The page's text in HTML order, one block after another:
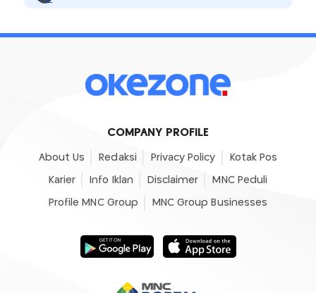
COMPANY PROFILE
About Us Redaksi Privacy Policy Kotak Pos
Karier Info Iklan Disclaimer MNC Peduli
Profile MNC Group MNC Group Businesses